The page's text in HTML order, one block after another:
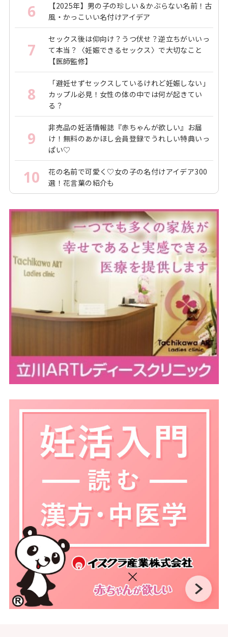
6
【2025年】男の子の珍しい＆かぶらない名前！古
風・かっこいい名付けアイデア
7
セックス後は仰向け？うつ伏せ？逆立ちがいいっ
て本当？〈妊娠できるセックス〉で大切なこと
【医師監修】
8
「避妊せずセックスしているけれど妊娠しない」
カップル必見！女性の体の中では何が起きてい
る？
9
非売品の妊活情報誌『赤ちゃんが欲しい』お届
け！無料のあかほし会員登録でうれしい特典いっ
ぱい♡
10
花の名前で可愛く♡女の子の名付けアイデア300
選！花言葉の紹介も